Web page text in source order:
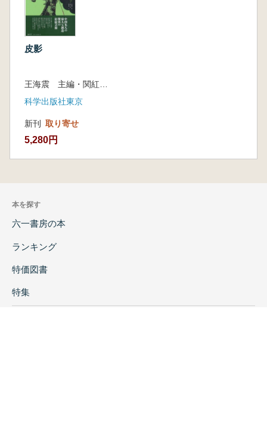
皮影
王海震 主編・関紅 編著・岡田陽一 訳
科学出版社東京
新刊 取り寄せ
5,280円
本を探す
六一書房の本
ランキング
特価図書
特集